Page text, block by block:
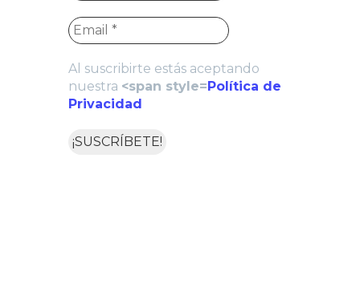
Al suscribirte estás aceptando
nuestra <span style=Política de
Privacidad